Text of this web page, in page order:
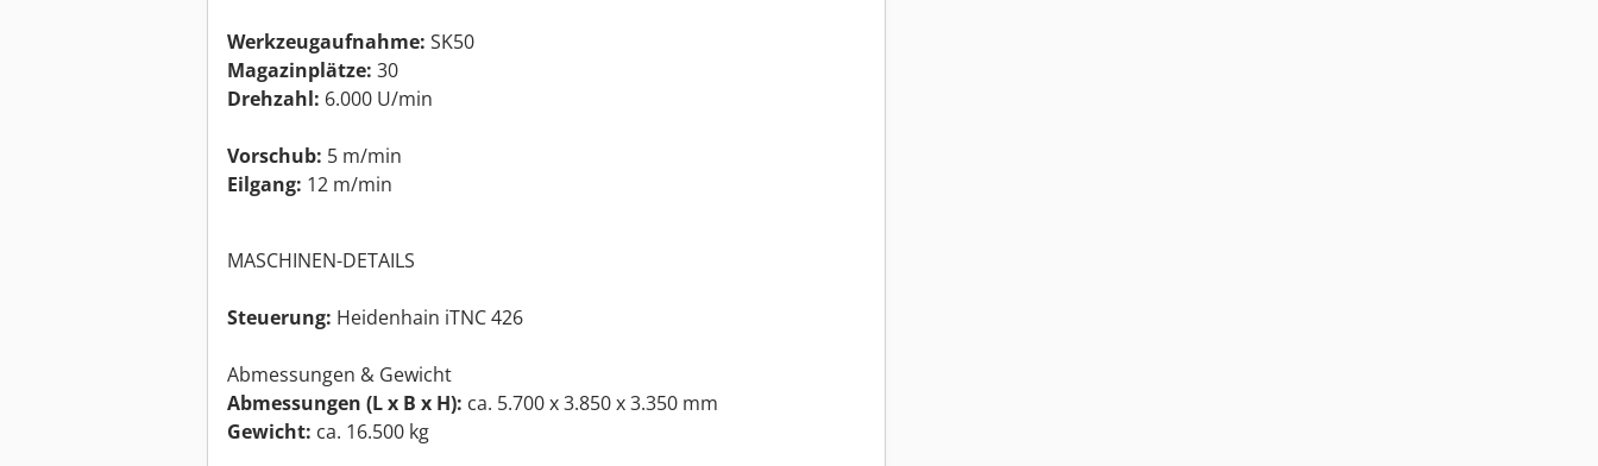
Werkzeugaufnahme: SK50
Magazinplätze: 30
Drehzahl: 6.000 U/min
Vorschub: 5 m/min
Eilgang: 12 m/min
MASCHINEN-DETAILS
Steuerung: Heidenhain iTNC 426
Abmessungen & Gewicht
Abmessungen (L x B x H): ca. 5.700 x 3.850 x 3.350 mm
Gewicht: ca. 16.500 kg